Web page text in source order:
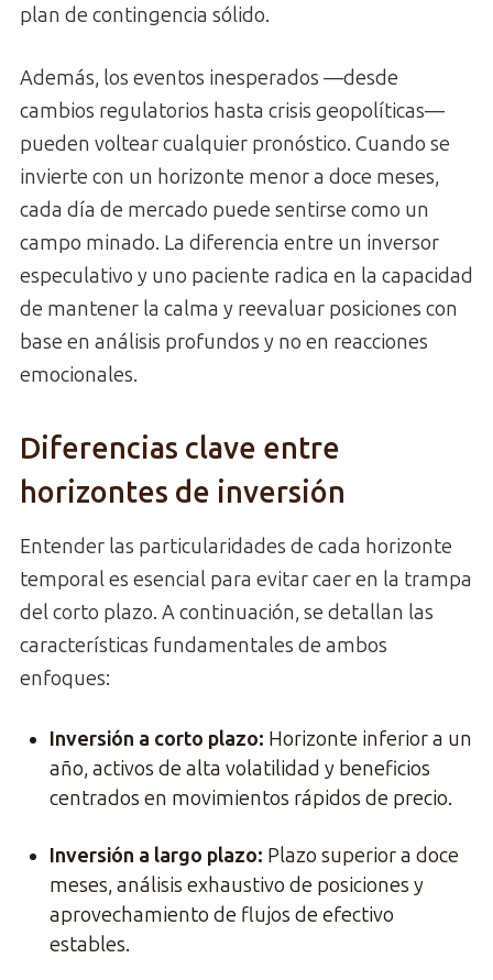
plan de contingencia sólido.
Además, los eventos inesperados —desde
cambios regulatorios hasta crisis geopolíticas—
pueden voltear cualquier pronóstico. Cuando se
invierte con un horizonte menor a doce meses,
cada día de mercado puede sentirse como un
campo minado. La diferencia entre un inversor
especulativo y uno paciente radica en la capacidad
de mantener la calma y reevaluar posiciones con
base en análisis profundos y no en reacciones
emocionales.
Diferencias clave entre
horizontes de inversión
Entender las particularidades de cada horizonte
temporal es esencial para evitar caer en la trampa
del corto plazo. A continuación, se detallan las
características fundamentales de ambos
enfoques:
Inversión a corto plazo: Horizonte inferior a un
año, activos de alta volatilidad y beneficios
centrados en movimientos rápidos de precio.
Inversión a largo plazo: Plazo superior a doce
meses, análisis exhaustivo de posiciones y
aprovechamiento de flujos de efectivo
estables.